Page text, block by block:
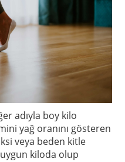
adıyla boy kilo
yağ oranını gösteren
veya beden kitle
kiloda olup